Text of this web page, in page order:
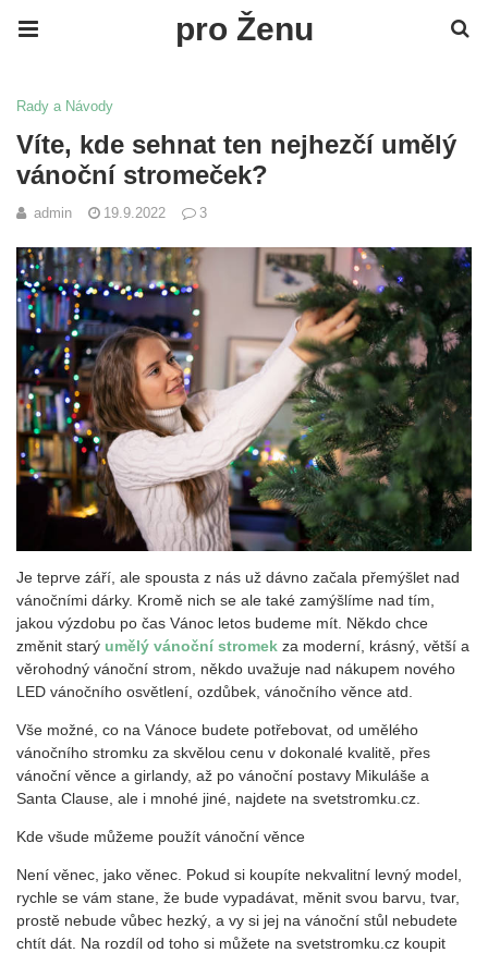
pro Ženu
Rady a Návody
Víte, kde sehnat ten nejhezčí umělý
vánoční stromeček?
admin 19.9.2022 3
Je teprve září, ale spousta z nás už dávno začala přemýšlet nad
vánočními dárky. Kromě nich se ale také zamýšlíme nad tím,
jakou výzdobu po čas Vánoc letos budeme mít. Někdo chce
změnit starý umělý vánoční stromek za moderní, krásný, větší a
věrohodný vánoční strom, někdo uvažuje nad nákupem nového
LED vánočního osvětlení, ozdůbek, vánočního věnce atd.
Vše možné, co na Vánoce budete potřebovat, od umělého
vánočního stromku za skvělou cenu v dokonalé kvalitě, přes
vánoční věnce a girlandy, až po vánoční postavy Mikuláše a
Santa Clause, ale i mnohé jiné, najdete na svetstromku.cz.
Kde všude můžeme použít vánoční věnce
Není věnec, jako věnec. Pokud si koupíte nekvalitní levný model,
rychle se vám stane, že bude vypadávat, měnit svou barvu, tvar,
prostě nebude vůbec hezký, a vy si jej na vánoční stůl nebudete
chtít dát. Na rozdíl od toho si můžete na svetstromku.cz koupit